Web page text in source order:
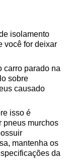
isolamento
você for deixar
carro parado na
sobre
causado
isso é
pneus murchos
mantenha os
da